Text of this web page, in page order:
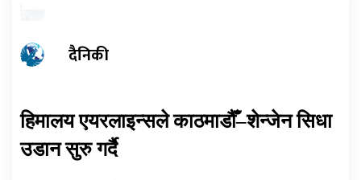
दैनिकी
हिमालय एयरलाइन्सले काठमाडौँ–शेन्जेन सिधा
उडान सुरु गर्दै